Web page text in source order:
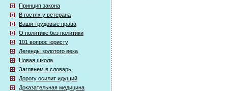
Принцип закона
В гостях у ветерана
Ваши трудовые права
О политике без политики
101 вопрос юристу
Легенды золотого века
Новая школа
Заглянем в словарь
Дорогу осилит идущий
Доказательная медицина